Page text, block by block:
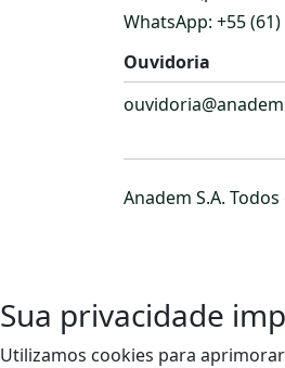
WhatsApp: +55
Ouvidoria
Anadem S.A.
Sua privacidade
Utilizamos cookies para